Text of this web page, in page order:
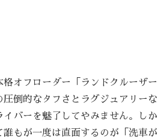
格オフローダー「ランドクルーザー
圧倒的なタフさとラグジュアリーな
バーを魅了してやみません。しか
誰もが一度は直面するのが「洗車が